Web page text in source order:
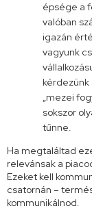
épsége a
valóban
igazán
vagyunk
kérdezünk
„mezei
sokszor
tűnne.
Ha megtaláltad
relevánsak a
Ezeket kell
csatornán –
kommunikálnod.